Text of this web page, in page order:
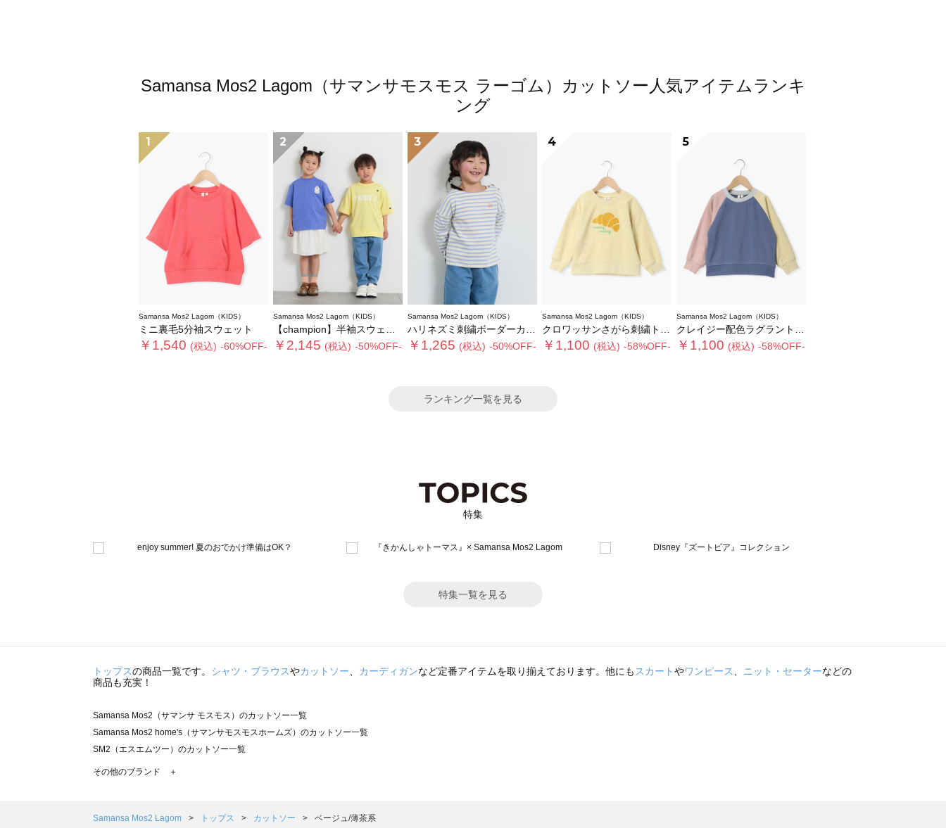
Samansa Mos2 Lagom（サマンサモスモス ラーゴム）カットソー人気アイテムランキ
ング
1
Samansa Mos2 Lagom（KIDS）
ミニ裏毛5分袖スウェット
￥1,540 (税込) -60%OFF-
2
Samansa Mos2 Lagom（KIDS）
【champion】半袖スウェット
￥2,145 (税込) -50%OFF-
3
Samansa Mos2 Lagom（KIDS）
ハリネズミ刺繍ボーダーカットソー
￥1,265 (税込) -50%OFF-
4
Samansa Mos2 Lagom（KIDS）
クロワッサンさがら刺繍トレーナー
￥1,100 (税込) -58%OFF-
5
Samansa Mos2 Lagom（KIDS）
クレイジー配色ラグラントレーナー
￥1,100 (税込) -58%OFF-
ランキング一覧を見る
特集
特集一覧を見る
トップスの商品一覧です。 シャツ・ブラウスやカットソー、 カーディガンなど定番アイテムを取り揃えております。他にもスカートやワンピース、 ニット・セーターなどの
商品も充実！
Samansa Mos2（サマンサ モスモス）のカットソー一覧
Samansa Mos2 home's（サマンサモスモスホームズ）のカットソー一覧
SM2（エスエムツー）のカットソー一覧
TSUHARU by Samansa Mos2（ツハルバイサマンサモスモス）のカットソー一覧
Samansa Mos2 Lagom（サマンサモスモス ラーゴム）のカットソー一覧
その他のブランド ＋
Samansa Mos2 Lagom トップス カットソー ベージュ/薄茶系